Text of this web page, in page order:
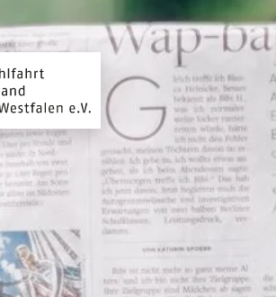
Link zu Home